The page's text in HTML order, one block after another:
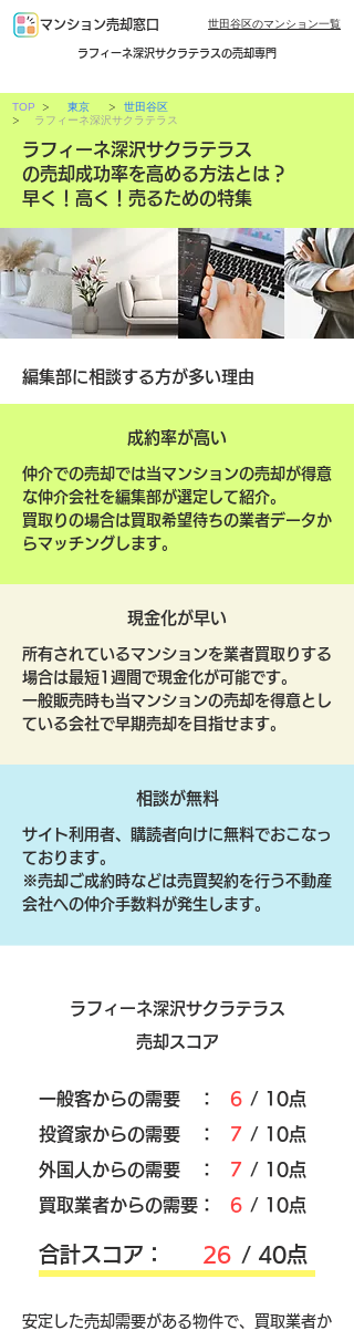
マンション売却窓口 世田谷区のマンション一覧
ラフィーネ深沢サクラテラスの売却専門
TOP > 東京
>
>
ラフィーネ深沢サクラテラス
世田谷区
ラフィーネ深沢サクラテラス
の売却成功率を高める方法とは？
早く！高く！売るための特集
編集部に相談する方が多い理由
成約率が高い
仲介での売却では当マンションの売却が得意
な仲介会社を編集部が選定して紹介。
買取りの場合は買取希望待ちの業者データか
らマッチングします。
現金化が早い
所有されているマンションを業者買取りする
場合は最短1週間で現金化が可能です。
一般販売時も当マンションの売却を得意とし
ている会社で早期売却を目指せます。
相談が無料
サイト利用者、購読者向けに無料でおこなっ
ております。
​※売却ご成約時などは売買契約を行う不動産
会社への仲介手数料が発生します。
ラフィーネ深沢サクラテラス
売却スコア
​一般客からの需要 ： 6 / 10点
​投資家からの需要 ：
7 / 10点
外国人からの需要 ：
7 / 10点
買取業者からの需要：
6 / 10点
​合計スコア： 26 / 40点
安定した売却需要がある物件で、買取業者か